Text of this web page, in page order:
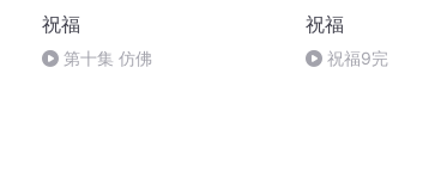
祝福
第十集 仿佛
祝福
祝福9完